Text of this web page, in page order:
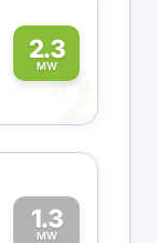
2.3
MW2
1.3
MW